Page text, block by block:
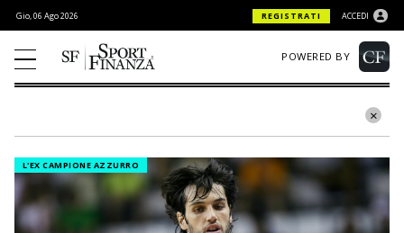
Gio, 06 Ago 2026 REGISTRATI ACCEDI
POWERED BY
L'EX CAMPIONE AZZURRO